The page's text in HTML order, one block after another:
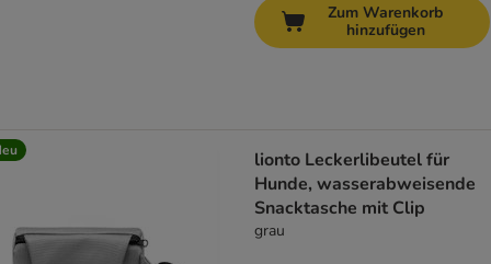
Zum Warenkorb
hinzufügen
lionto Leckerlibeutel für
Hunde, wasserabweisende
Snacktasche mit Clip
grau